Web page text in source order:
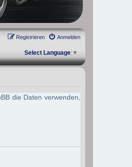
Anmelden
Registrieren
Select Language ▼
die Daten verwenden,